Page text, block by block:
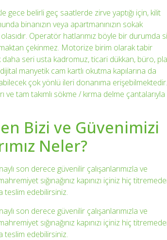
gece belirli geç saatlerde zirve yaptığı için, kilit
binanızın veya apartmanınızın sokak
Operatör hatlarımız böyle bir durumda
çekinmez. Motorize birim olarak tabir
seri usta kadromuz, ticari dükkan, büro,
manyetik cam kartlı okutma kapılarına da
çok yönlü ileri donanıma erişebilmektedir.
tam takımlı sökme / kırma delme çantalarıyla
Bizi ve Güvenimizi
Neler?
son derece güvenilir çalışanlarımızla ve
sığınağınız kapınızı içiniz hiç
teslim edebilirsiniz.
son derece güvenilir çalışanlarımızla ve
sığınağınız kapınızı içiniz hiç
teslim edebilirsiniz.